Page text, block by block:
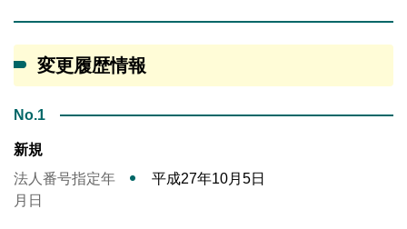
変更履歴情報
No.1
新規
法人番号指定年
月日
平成27年10月5日